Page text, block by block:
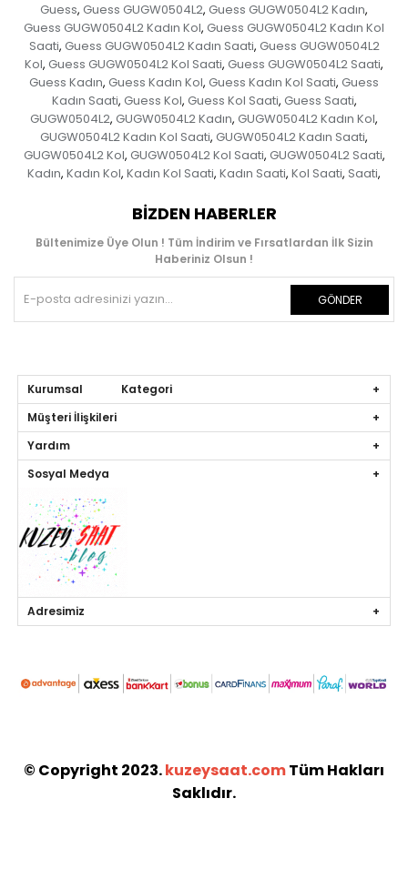
Guess, Guess GUGW0504L2, Guess GUGW0504L2 Kadın,
Guess GUGW0504L2 Kadın Kol, Guess GUGW0504L2 Kadın Kol
Saati, Guess GUGW0504L2 Kadın Saati, Guess GUGW0504L2
Kol, Guess GUGW0504L2 Kol Saati, Guess GUGW0504L2 Saati,
Guess Kadın, Guess Kadın Kol, Guess Kadın Kol Saati, Guess
Kadın Saati, Guess Kol, Guess Kol Saati, Guess Saati,
GUGW0504L2, GUGW0504L2 Kadın, GUGW0504L2 Kadın Kol,
GUGW0504L2 Kadın Kol Saati, GUGW0504L2 Kadın Saati,
GUGW0504L2 Kol, GUGW0504L2 Kol Saati, GUGW0504L2 Saati,
Kadın, Kadın Kol, Kadın Kol Saati, Kadın Saati, Kol Saati, Saati,
BIZDEN HABERLER
Bültenimize Üye Olun ! Tüm İndirim ve Fırsatlardan İlk Sizin
Haberiniz Olsun !
GÖNDER
Kurumsal Kategori
Müşteri İlişkileri
Yardım
Sosyal Medya
Adresimiz
© Copyright 2023.kuzeysaat.comTüm Hakları
Saklıdır.